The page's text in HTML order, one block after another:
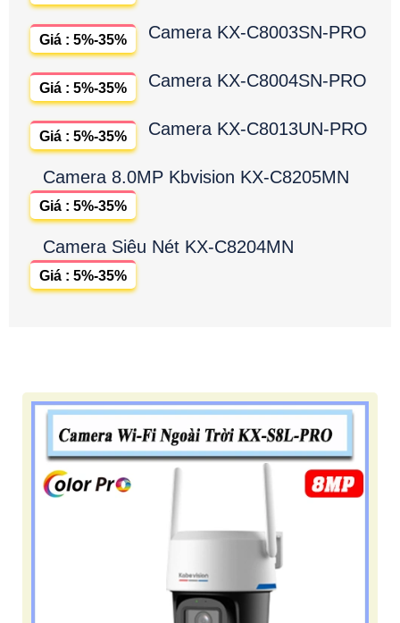
Camera KX-C8003SN-PRO
Giá : 5%-35%
Camera KX-C8004SN-PRO
Giá : 5%-35%
Camera KX-C8013UN-PRO
Giá : 5%-35%
Camera 8.0MP Kbvision KX-C8205MN
Giá : 5%-35%
Camera Siêu Nét KX-C8204MN
Giá : 5%-35%